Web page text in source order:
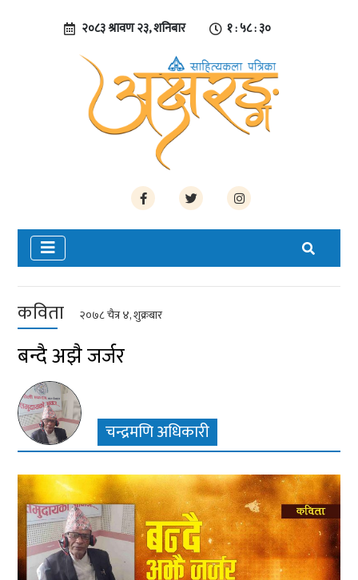
२०८३ श्रावण २३, शनिबार १ : ५८ : ३१
कविता २०७८ चैत्र ४, शुक्रबार
बन्दै अझै जर्जर
चन्द्रमणि अधिकारी